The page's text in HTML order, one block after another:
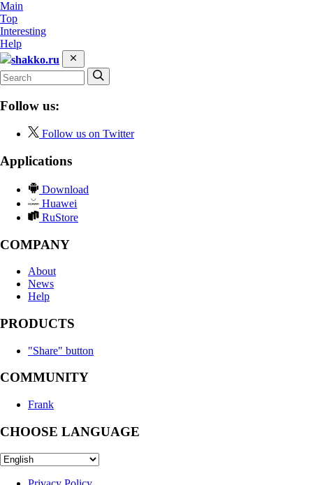
Main
Top
Interesting
Help
shakko.ru
Follow us:
Follow us on Twitter
Applications
Download
Huawei
RuStore
COMPANY
About
News
Help
PRODUCTS
"Share" button
COMMUNITY
Frank
CHOOSE LANGUAGE